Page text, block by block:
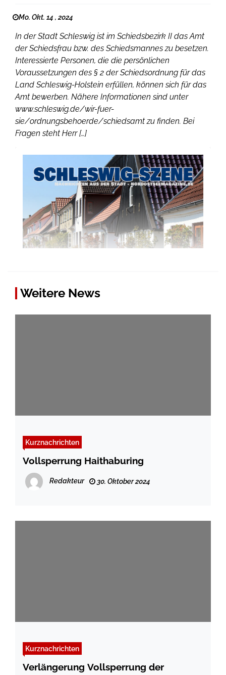
Mo. Okt. 14 , 2024
In der Stadt Schleswig ist im Schiedsbezirk II das Amt
der Schiedsfrau bzw. des Schiedsmannes zu besetzen.
Interessierte Personen, die die persönlichen
Voraussetzungen des § 2 der Schiedsordnung für das
Land Schleswig-Holstein erfüllen, können sich für das
Amt bewerben. Nähere Informationen sind unter
www.schleswig.de/wir-fuer-
sie/ordnungsbehoerde/schiedsamt zu finden. Bei
Fragen steht Herr […]
Weitere News
Kurznachrichten
Vollsperrung Haithaburing
Redakteur 30. Oktober 2024
Kurznachrichten
Verlängerung Vollsperrung der